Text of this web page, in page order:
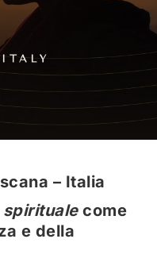
– Italia
spirituale come
e della